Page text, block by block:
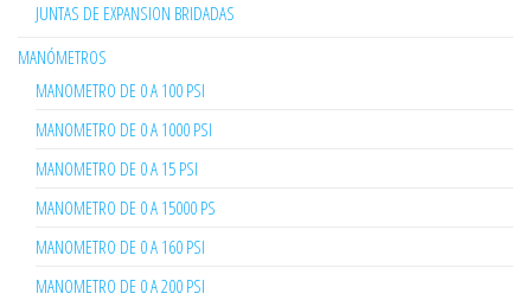
JUNTAS DE EXPANSION BRIDADAS
MANÓMETROS
MANOMETRO DE 0 A 100 PSI
MANOMETRO DE 0 A 1000 PSI
MANOMETRO DE 0 A 15 PSI
MANOMETRO DE 0 A 15000 PS
MANOMETRO DE 0 A 160 PSI
MANOMETRO DE 0 A 200 PSI